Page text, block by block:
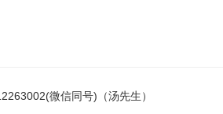
微信同号)（汤先生）